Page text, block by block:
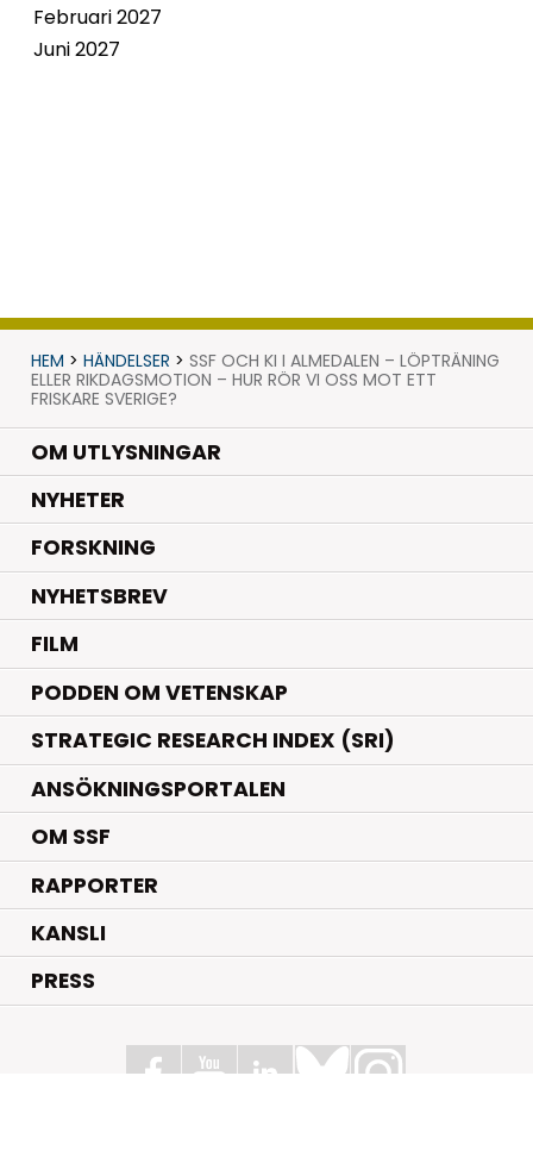
Februari 2027
Juni 2027
HEM > HÄNDELSER > SSF OCH KI I ALMEDALEN – LÖPTRÄNING
ELLER RIKDAGSMOTION – HUR RÖR VI OSS MOT ETT
FRISKARE SVERIGE?
OM UTLYSNINGAR
NYHETER.
FORSKNING.
NYHETSBREV
FILM
PODDEN OM VETENSKAP
STRATEGIC RESEARCH INDEX (SRI)
ANSÖKNINGSPORTALEN
OM SSF
RAPPORTER
KANSLI
PRESS